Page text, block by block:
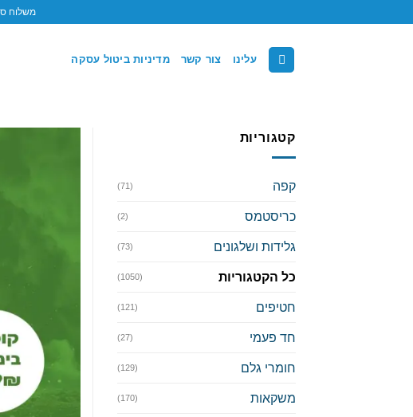
משלוח
עלינו צור קשר מדיניות ביטול עסקה
קטגוריות
קפה (71)
כריסטמס (2)
גלידות ושלגונים (73)
כל הקטגוריות (1050)
חטיפים (121)
חד פעמי (27)
חומרי גלם (129)
משקאות (170)